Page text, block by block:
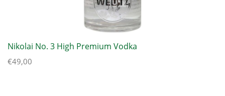
Nikolai No. 3 High Premium Vodka
€49,00